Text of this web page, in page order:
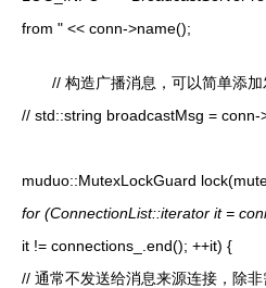
from " << conn->name();
// 构造广播消息，可以简单添
// std::string broadcastMsg = conn-
muduo::MutexLockGuard
for (ConnectionList::iterator it =
it != connections_.end(); ++it) {
// 通常不发送给消息来源连接，除非